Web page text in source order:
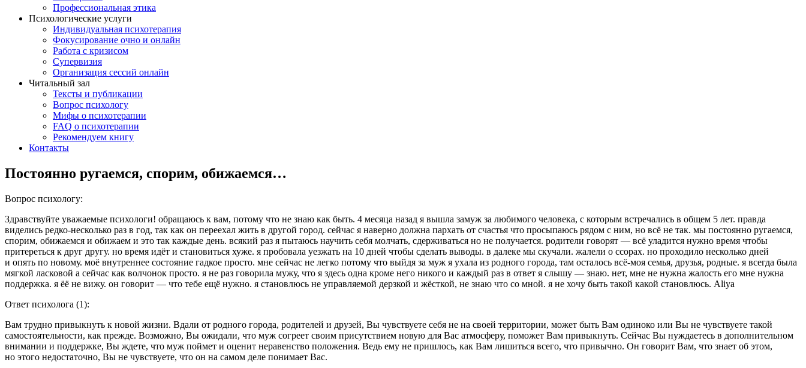
Профессиональная этика
Психологические услуги
Индивидуальная психотерапия
Фокусирование очно и онлайн
Работа с кризисом
Супервизия
Организация сессий онлайн
Читальный зал
Тексты и публикации
Вопрос психологу
Мифы о психотерапии
FAQ о психотерапии
Рекомендуем книгу
Контакты
Постоянно ругаемся, спорим, обижаемся…
Вопрос психологу:
Здравствуйте уважаемые психологи! обращаюсь к вам, потому что не знаю как быть. 4 месяца назад я вышла замуж за любимого человека, с которым встречались в общем 5 лет. правда
виделись редко-несколько раз в год, так как он переехал жить в другой город. сейчас я наверно должна пархать от счастья что просыпаюсь рядом с ним, но всё не так. мы постоянно ругаемся,
спорим, обижаемся и обижаем и это так каждые день. всякий раз я пытаюсь научить себя молчать, сдерживаться но не получается. родители говорят — всё уладится нужно время чтобы
притереться к друг другу. но время идёт и становиться хуже. я пробовала уезжать на 10 дней чтобы сделать выводы. в далеке мы скучали. жалели о ссорах. но проходило несколько дней
и опять по новому. моё внутреннее состояние гадкое просто. мне сейчас не легко потому что выйдя за муж я ухала из родного города, там осталось всё-моя семья, друзья, родные. я всегда была
мягкой ласковой а сейчас как волчонок просто. я не раз говорила мужу, что я здесь одна кроме него никого и каждый раз в ответ я слышу — знаю. нет, мне не нужна жалость его мне нужна
поддержка. я ёё не вижу. он говорит — что тебе ещё нужно. я становлюсь не управляемой дерзкой и жёсткой, не знаю что со мной. я не хочу быть такой какой становлюсь. Aliya
Ответ психолога (1):
Вам трудно привыкнуть к новой жизни. Вдали от родного города, родителей и друзей, Вы чувствуете себя не на своей территории, может быть Вам одиноко или Вы не чувствуете такой
самостоятельности, как прежде. Возможно, Вы ожидали, что муж согреет своим присутствием новую для Вас атмосферу, поможет Вам привыкнуть. Сейчас Вы нуждаетесь в дополнительном
внимании и поддержке, Вы ждете, что муж поймет и оценит неравенство положения. Ведь ему не пришлось, как Вам лишиться всего, что привычно. Он говорит Вам, что знает об этом,
но этого недостаточно, Вы не чувствуете, что он на самом деле понимает Вас.